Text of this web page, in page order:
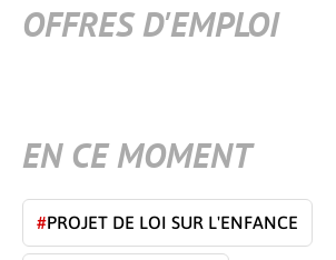
OFFRES D'EMPLOI
EN CE MOMENT
#PROJET DE LOI SUR L'ENFANCE